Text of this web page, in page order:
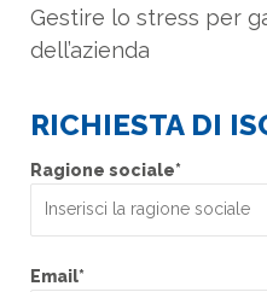
Gestire lo stress per
dell’azienda
RICHIESTA DI
Ragione sociale*
Email*